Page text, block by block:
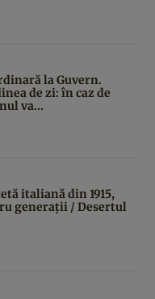
la Guvern.
de zi: în caz de
va...
italiană din 1915,
generații / Desertul